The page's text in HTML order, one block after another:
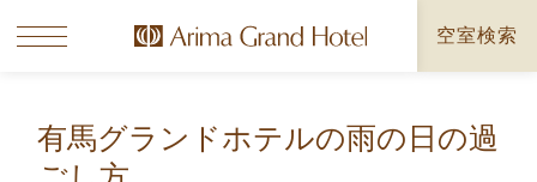
有馬グランドホテルの雨の日の過
空室検索